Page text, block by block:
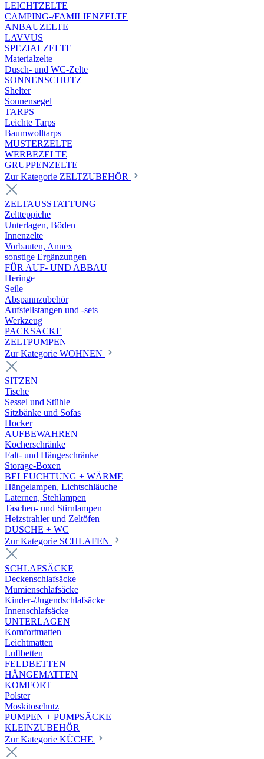
LEICHTZELTE
CAMPING-/FAMILIENZELTE
ANBAUZELTE
LAVVUS
SPEZIALZELTE
Materialzelte
Dusch- und WC-Zelte
SONNENSCHUTZ
Shelter
Sonnensegel
TARPS
Leichte Tarps
Baumwolltarps
MUSTERZELTE
WERBEZELTE
GRUPPENZELTE
Zur Kategorie ZELTZUBEHÖR
ZELTAUSSTATTUNG
Zeltteppiche
Unterlagen, Böden
Innenzelte
Vorbauten, Annex
sonstige Ergänzungen
FÜR AUF- UND ABBAU
Heringe
Seile
Abspannzubehör
Aufstellstangen und -sets
Werkzeug
PACKSÄCKE
ZELTPUMPEN
Zur Kategorie WOHNEN
SITZEN
Tische
Sessel und Stühle
Sitzbänke und Sofas
Hocker
AUFBEWAHREN
Kocherschränke
Falt- und Hängeschränke
Storage-Boxen
BELEUCHTUNG + WÄRME
Hängelampen, Lichtschläuche
Laternen, Stehlampen
Taschen- und Stirnlampen
Heizstrahler und Zeltöfen
DUSCHE + WC
Zur Kategorie SCHLAFEN
SCHLAFSÄCKE
Deckenschlafsäcke
Mumienschlafsäcke
Kinder-/Jugendschlafsäcke
Innenschlafsäcke
UNTERLAGEN
Komfortmatten
Leichtmatten
Luftbetten
FELDBETTEN
HÄNGEMATTEN
KOMFORT
Polster
Moskitoschutz
PUMPEN + PUMPSÄCKE
KLEINZUBEHÖR
Zur Kategorie KÜCHE